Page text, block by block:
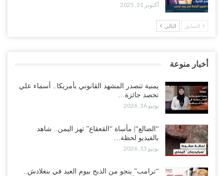
أكتوبر 31, 2025
السابق التالي
أخبار منوعة
يمنية تتصدر المشهد القانوني بأمريكا.. أسماء علي
تحصد جائزة…
يونيو 16, 2026
“الضالع“| مأساة “القعقاع” تهز اليمن.. شاهد
بالفيديو لحظة…
يونيو 13, 2026
“ترامب” ينجو من الذبح بيوم العيد في بنغلادش..